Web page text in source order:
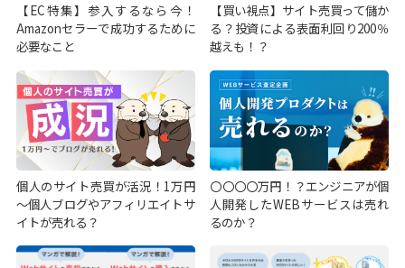
【EC特集】参入するなら今！
Amazonセラーで成功するために
必要なこと
【買い視点】サイト売買って儲か
る？投資による表面利回り200％
越えも！？
個人のサイト売買が活況！1万円
～個人ブログやアフィリエイトサ
イトが売れる？
〇〇〇〇万円！？エンジニアが個
人開発したWEBサービスは売れ
るのか？